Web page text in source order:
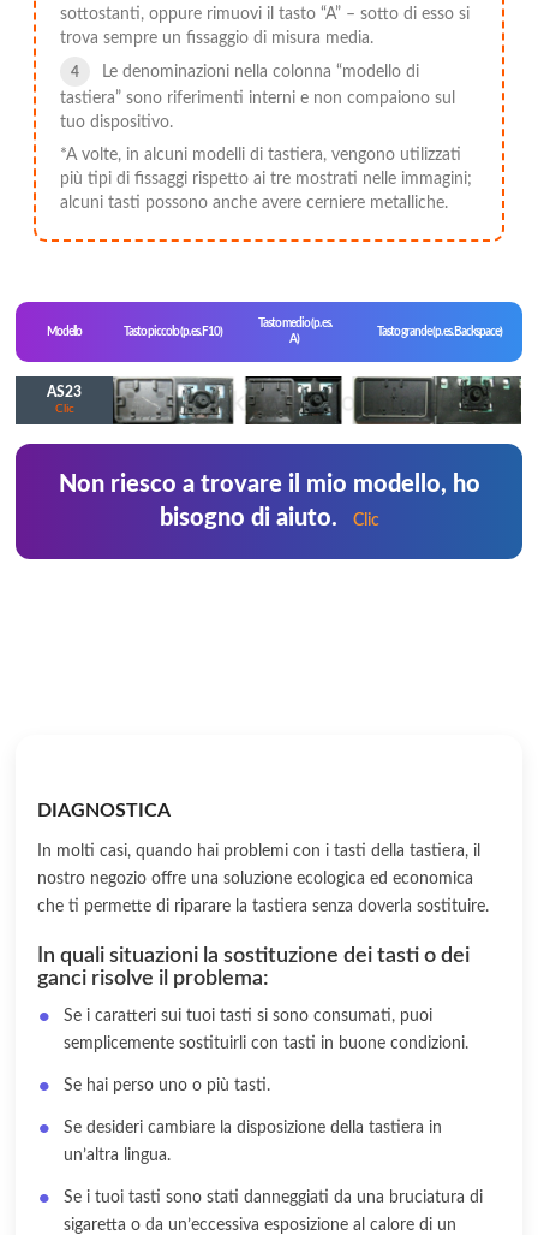
sottostanti, oppure rimuovi il tasto “A” – sotto di esso si
trova sempre un fissaggio di misura media.
Le denominazioni nella colonna “modello di
tastiera” sono riferimenti interni e non compaiono sul
tuo dispositivo.
*A volte, in alcuni modelli di tastiera, vengono utilizzati
più tipi di fissaggi rispetto ai tre mostrati nelle immagini;
alcuni tasti possono anche avere cerniere metalliche.
Modello Tasto piccolo (p. es. F10)
Tasto medio (p. es.
A)
Tasto grande (p. es. Backspace)
AS23
Clic
Non riesco a trovare il mio modello, ho
bisogno di aiuto.
Clic
DIAGNOSTICA
In molti casi, quando hai problemi con i tasti della tastiera, il
nostro negozio offre una soluzione ecologica ed economica
che ti permette di riparare la tastiera senza doverla sostituire.
In quali situazioni la sostituzione dei tasti o dei
ganci risolve il problema:
Se i caratteri sui tuoi tasti si sono consumati, puoi
semplicemente sostituirli con tasti in buone condizioni.
Se hai perso uno o più tasti.
Se desideri cambiare la disposizione della tastiera in
un’altra lingua.
Se i tuoi tasti sono stati danneggiati da una bruciatura di
sigaretta o da un’eccessiva esposizione al calore di un